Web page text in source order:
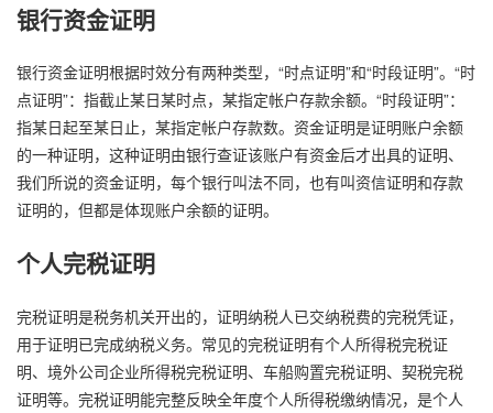
银行资金证明
银行资金证明根据时效分有两种类型，“时点证明”和“时段证明”。“时
点证明”：指截止某日某时点，某指定帐户存款余额。“时段证明”：
指某日起至某日止，某指定帐户存款数。资金证明是证明账户余额
的一种证明，这种证明由银行查证该账户有资金后才出具的证明、
我们所说的资金证明，每个银行叫法不同，也有叫资信证明和存款
证明的，但都是体现账户余额的证明。
个人完税证明
完税证明是税务机关开出的，证明纳税人已交纳税费的完税凭证，
用于证明已完成纳税义务。常见的完税证明有个人所得税完税证
明、境外公司企业所得税完税证明、车船购置完税证明、契税完税
证明等。完税证明能完整反映全年度个人所得税缴纳情况，是个人